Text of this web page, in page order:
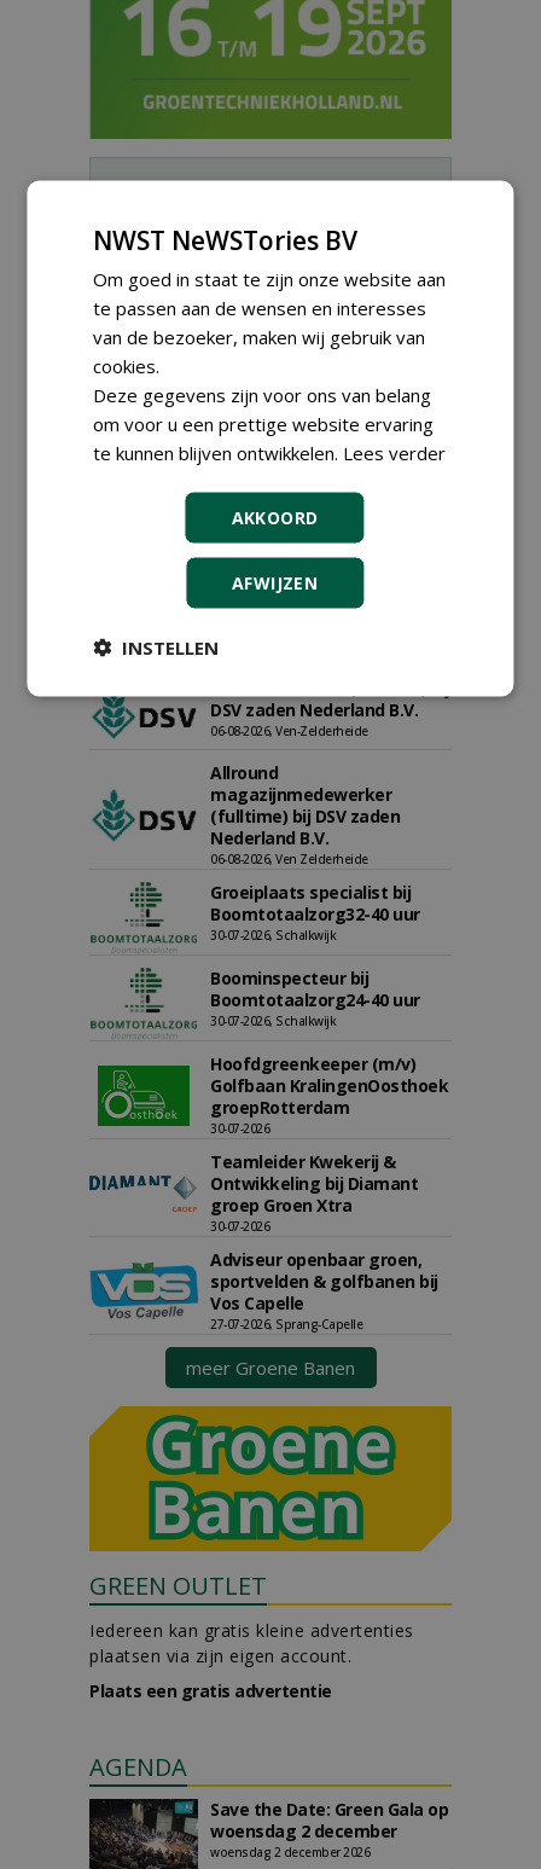
Meld je aan voor onze digitale
Proefveldmedewerker/
Chauffeur
landbouwmachines bij DSV
06-08-2026, Ven-Zelderheide
DSV zaden Nederland B.V.
06-08-2026, Ven-Zelderheide
Allround
magazijnmedewerker
(fulltime) bij DSV zaden
Nederland B.V.
06-08-2026, Ven Zelderheide
Groeiplaats specialist bij
Boomtotaalzorg32-40 uur
30-07-2026, Schalkwijk
Boominspecteur bij
Boomtotaalzorg24-40 uur
30-07-2026, Schalkwijk
Hoofdgreenkeeper (m/v)
Golfbaan KralingenOosthoek
groepRotterdam
30-07-2026
Teamleider Kwekerij &
Ontwikkeling bij Diamant
groep Groen Xtra
30-07-2026
Adviseur openbaar groen,
sportvelden & golfbanen bij
Vos Capelle
27-07-2026, Sprang-Capelle
meer Groene Banen
GREEN OUTLET
Iedereen kan gratis kleine advertenties
plaatsen via zijn eigen account.
Plaats een gratis advertentie
AGENDA
Save the Date: Green Gala op
woensdag 2 december
woensdag 2 december 2026
NWST NeWSTories BV
Om goed in staat te zijn onze website aan
te passen aan de wensen en interesses
van de bezoeker, maken wij gebruik van
cookies.
Deze gegevens zijn voor ons van belang
om voor u een prettige website ervaring
te kunnen blijven ontwikkelen. Lees verder
AKKOORD
AFWIJZEN
INSTELLEN